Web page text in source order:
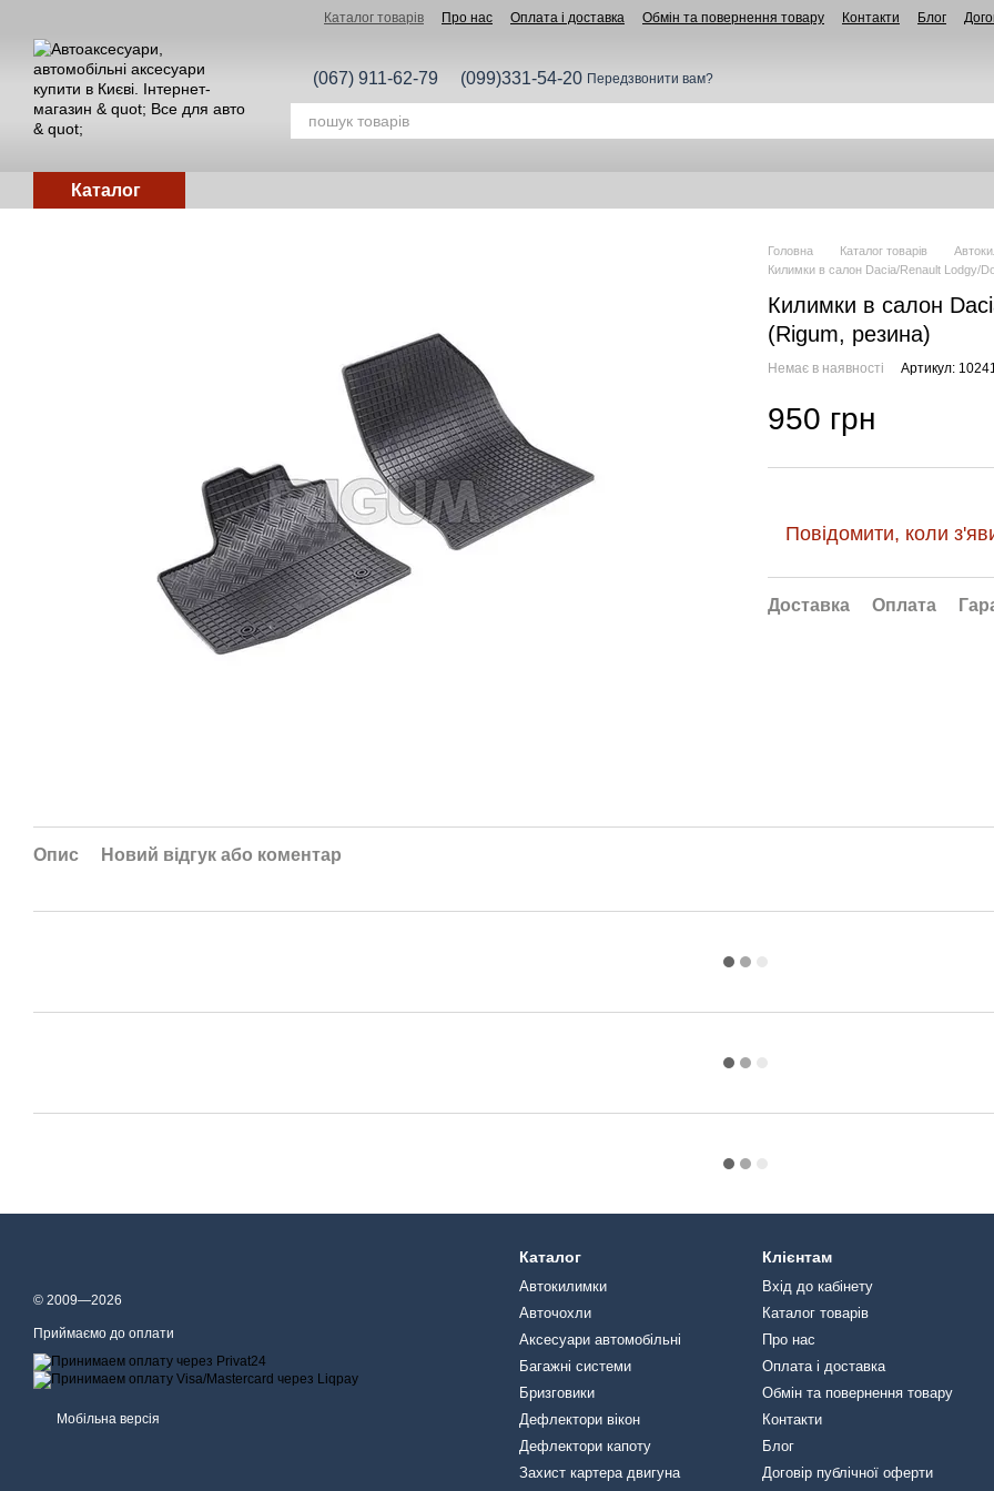
Каталог товарів Про нас Оплата і доставка Обмін та повернення товару Контакти Блог
(067) 911-62-79 (099)331-54-20 Передзвонити вам?
Каталог
Головна Каталог товарів
Килимки в салон Dacia/Renault Lodgy/
Килимки в салон
(Rigum, резина)
Немає в наявності Артикул:
950 грн
Повідомити, коли
Доставка Оплата
Опис Новий відгук або коментар
© 2009—2026
Приймаємо до оплати
Мобільна версія
Каталог
Автокилимки
Авточохли
Аксесуари автомобільні
Багажні системи
Бризговики
Дефлектори вікон
Дефлектори капоту
Захист картера двигуна
Клієнтам
Вхід до кабінету
Каталог товарів
Про нас
Оплата і доставка
Обмін та повернення товару
Контакти
Блог
Договір публічної оферти